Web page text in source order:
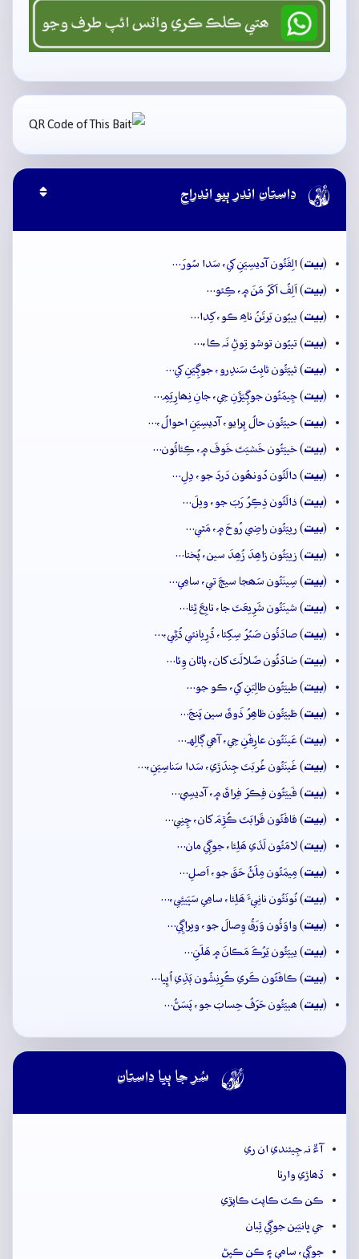
 داستان اندر ٻيو اندراج
(بيت) الِفَئُون آديسِيَنِ کي، سَدا سُورَ…
(بيت) اَلِفُ اَکَرُ مَنَ ۾، ڪِئو…
(بيت) بييُون بَرتَنُ ناھِ ڪو، کِدا…
(بيت) تييُون توشو تِوڻِ نَہ ڪا،…
(بيت) ثييَئُون ثابِتُ سَندِرو، جوڳِيَنِ کي…
(بيت) جِيمَئُون جوڳِيَڙَنِ جِي، جانِ نِھارِيَمِ…
(بيت) حييَئُون حالُ پِرايو، آديسِيَنِ احوالُ،…
(بيت) خييَئُون خَشيَتَ خَوفَ ۾، ڪِئائُون…
(بيت) دالَئُون دُونھُون دَردَ جو، دِلِ…
(بيت) ذالَئُون ذِڪِرُ رَبَ جو، ويلَ…
(بيت) رييَئُون راضِي رُوحَ ۾، مَٿي…
(بيت) زييَئُون زاھِدَ زُھِدَ سين، پُختا…
(بيت) سِينَئُون سَھجا سيڄَ تي، سامِي…
(بيت) شينَئُون شَرِيعَتَ جا، تابِعَ ٿِئا…
(بيت) صادَئُون صَبُرُ سِکِئا، ڌُرِيانئي ڌُڻِي،…
(بيت) ضادَئُون ضَلالَتَ کان، پاڻان وِئا…
(بيت) طييَئُون طالِبَنِ کي، ڪو جو…
(بيت) ظييَئُون ظاھِرُ ذَوقَ سين پَنجَ…
(بيت) عَينَئُون عارِفَنِ جِي، آھي ڳالِهہ…
(بيت) غَينَئُون غُربَتَ جِندَڙي، سَدا سَناسِيَنِ،…
(بيت) فَييَئُون فِڪرَ فِراقَ ۾، آديسِي…
(بيت) قافَئُون قَرابَتَ ڪُڙِمَ کان، ڇِنِي…
(بيت) لامَئُون لَڏي ھَلِئا، جوڳِي مان…
(بيت) مِيمَئُون مِلَڻُ حَقَ جو، اَصلِ…
(بيت) نُونَئُون نانِيءَ ھَلِئا، سامِي سَڀَيئِي،…
(بيت) واوَئُون وَرَقُ وِصالَ جو، ويراڳِي…
(بيت) يييَئُون يَرُڪَ مَڪانَ ۾ ھَلَنِ…
(بيت) ڪافَئُون ڪَري ڪُرِنِشُون ٻَڌِي اُڀِيا…
(بيت) ھييَئُون حَرَفُ حِسابَ جو، پَسَڻُ…
 سُر جا ٻيا داستان
آءٌ نہ جِيئندي ان ري
ڏھاڙي وارتا
ڪن ڪٽ ڪاپٽ ڪاپڙي
جي ڀانيَين جوڳِي ٿِيان
جوڳي، سامي ۽ ڪن ڪپڻ